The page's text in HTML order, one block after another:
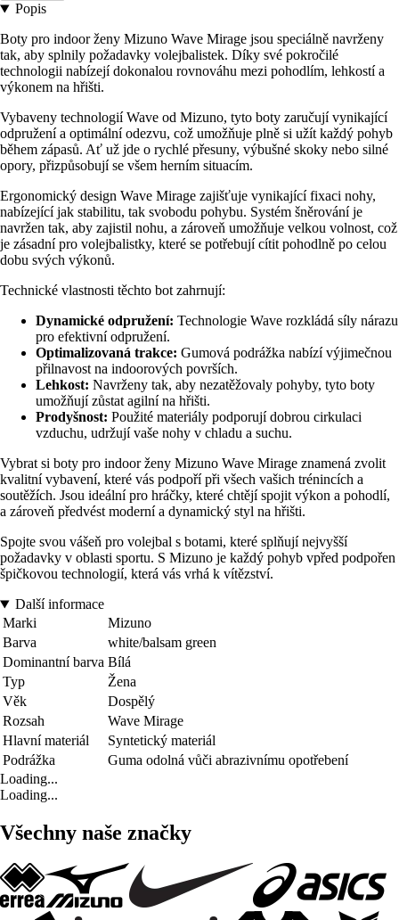
Popis
Boty pro indoor ženy Mizuno Wave Mirage jsou speciálně navrženy
tak, aby splnily požadavky volejbalistek. Díky své pokročilé
technologii nabízejí dokonalou rovnováhu mezi pohodlím, lehkostí a
výkonem na hřišti.
Vybaveny technologií Wave od Mizuno, tyto boty zaručují vynikající
odpružení a optimální odezvu, což umožňuje plně si užít každý pohyb
během zápasů. Ať už jde o rychlé přesuny, výbušné skoky nebo silné
opory, přizpůsobují se všem herním situacím.
Ergonomický design Wave Mirage zajišťuje vynikající fixaci nohy,
nabízející jak stabilitu, tak svobodu pohybu. Systém šněrování je
navržen tak, aby zajistil nohu, a zároveň umožňuje velkou volnost, což
je zásadní pro volejbalistky, které se potřebují cítit pohodlně po celou
dobu svých výkonů.
Technické vlastnosti těchto bot zahrnují:
Dynamické odpružení: Technologie Wave rozkládá síly nárazu
pro efektivní odpružení.
Optimalizovaná trakce: Gumová podrážka nabízí výjimečnou
přilnavost na indoorových površích.
Lehkost: Navrženy tak, aby nezatěžovaly pohyby, tyto boty
umožňují zůstat agilní na hřišti.
Prodyšnost: Použité materiály podporují dobrou cirkulaci
vzduchu, udržují vaše nohy v chladu a suchu.
Vybrat si boty pro indoor ženy Mizuno Wave Mirage znamená zvolit
kvalitní vybavení, které vás podpoří při všech vašich trénincích a
soutěžích. Jsou ideální pro hráčky, které chtějí spojit výkon a pohodlí,
a zároveň předvést moderní a dynamický styl na hřišti.
Spojte svou vášeň pro volejbal s botami, které splňují nejvyšší
požadavky v oblasti sportu. S Mizuno je každý pohyb vpřed podpořen
špičkovou technologií, která vás vrhá k vítězství.
Další informace
Marki
Mizuno
Barva
white/balsam green
Dominantní barva Bílá
Typ
Žena
Věk
Dospělý
Rozsah
Wave Mirage
Hlavní materiál
Syntetický materiál
Podrážka
Guma odolná vůči abrazivnímu opotřebení
Loading...
Loading...
Všechny naše značky